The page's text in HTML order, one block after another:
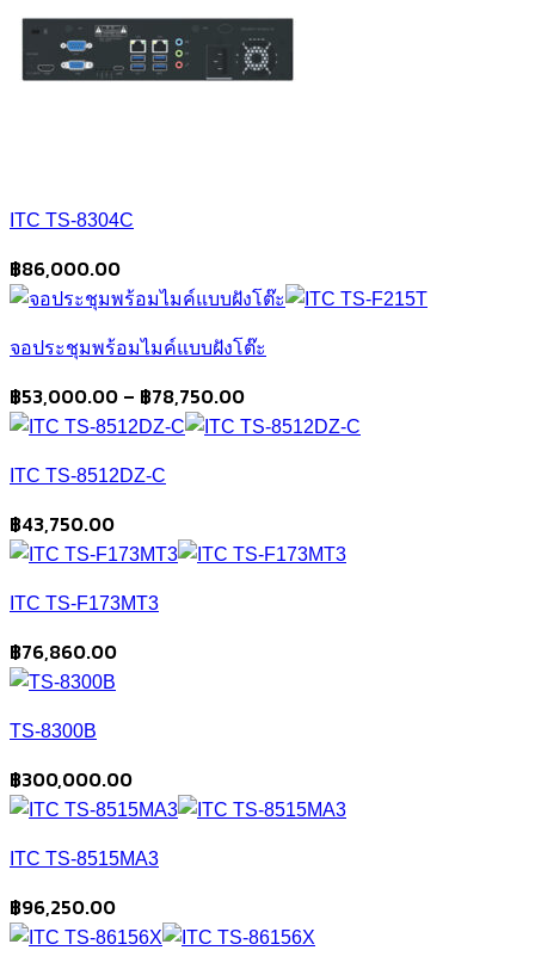
ITC TS-8304C
฿86,000.00
จอประชุมพร้อมไมค์แบบฝังโต๊ะ
฿53,000.00 – ฿78,750.00Price
range:
ITC TS-8512DZ-C
฿43,750.00
ITC TS-F173MT3
฿76,860.00
TS-8300B
฿300,000.00
ITC TS-8515MA3
฿96,250.00